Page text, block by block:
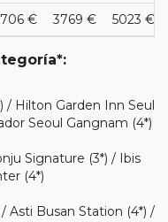
€ 3769 € 5023 €
/ Hilton Garden Inn Seul
Seoul Gangnam (4*)
Signature (3*) / Ibis
(4*)
Asti Busan Station (4*) /